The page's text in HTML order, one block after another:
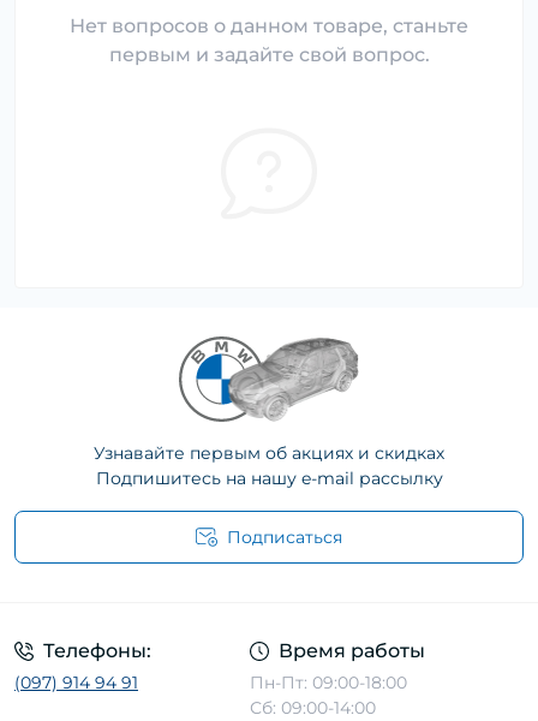
Нет вопросов о данном товаре, станьте
первым и задайте свой вопрос.
Узнавайте первым об акциях и скидках
Подпишитесь на нашу e-mail рассылку
Подписаться
Телефоны:
(097) 914 94 91
Время работы
Пн-Пт: 09:00-18:00
Сб: 09:00-14:00